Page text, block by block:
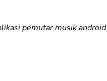
pemutar musik android